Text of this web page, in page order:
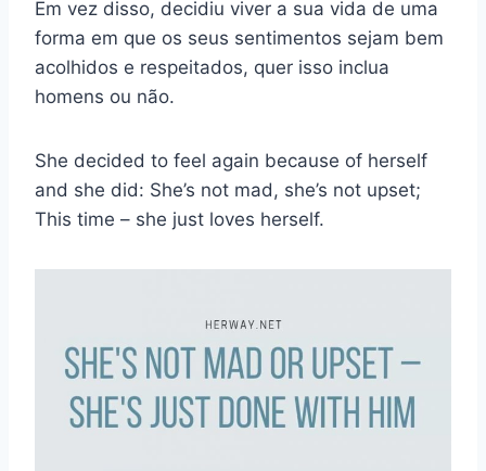
Em vez disso, decidiu viver a sua vida de uma
forma em que os seus sentimentos sejam bem
acolhidos e respeitados, quer isso inclua
homens ou não.
She decided to feel again because of herself
and she did: She’s not mad, she’s not upset;
This time – she just loves herself.